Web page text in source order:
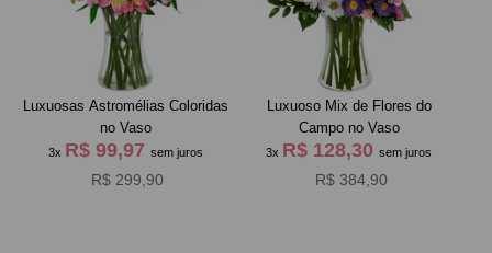
Luxuosas Astromélias Coloridas
no Vaso
3x R$ 99,97 sem juros
R$ 299,90
Luxuoso Mix de Flores do
Campo no Vaso
3x R$ 128,30sem juros
R$ 384,90